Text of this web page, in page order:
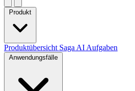
Produktübersicht Saga AI Aufgaben